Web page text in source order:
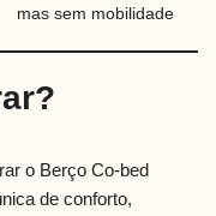
mas sem mobilidade
o Berço Co-bed
de conforto,